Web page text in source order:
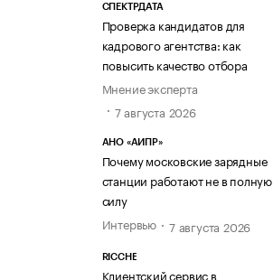
СПЕКТРДАТА
Проверка кандидатов для
кадрового агентства: как
повысить качество отбора
Мнение эксперта
7 августа 2026
АНО «АИПР»
Почему московские зарядные
станции работают не в полную
силу
Интервью
7 августа 2026
RICCHE
Клиентский сервис в